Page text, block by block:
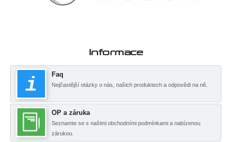
Informace
Faq
Nejčastější otázky o nás, našich produktech a odpovědi na ně.
OP a záruka
Seznamte se s našimi obchodními podmínkami a nabízenou
zárukou.